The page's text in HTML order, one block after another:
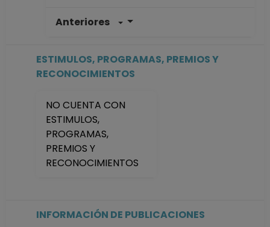
Anteriores
Facultad de
ESTIMULOS, PROGRAMAS, PREMIOS Y
RECONOCIMIENTOS
NO CUENTA CON
ESTIMULOS,
PROGRAMAS,
PREMIOS Y
RECONOCIMIENTOS
INFORMACIÓN DE PUBLICACIONES